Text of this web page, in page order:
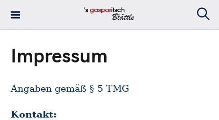
i
's Gasparitsche
Impressum
Angaben gemäß § 5 TMG
Kontakt: